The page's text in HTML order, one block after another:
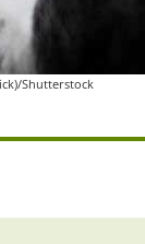
Shutterstock